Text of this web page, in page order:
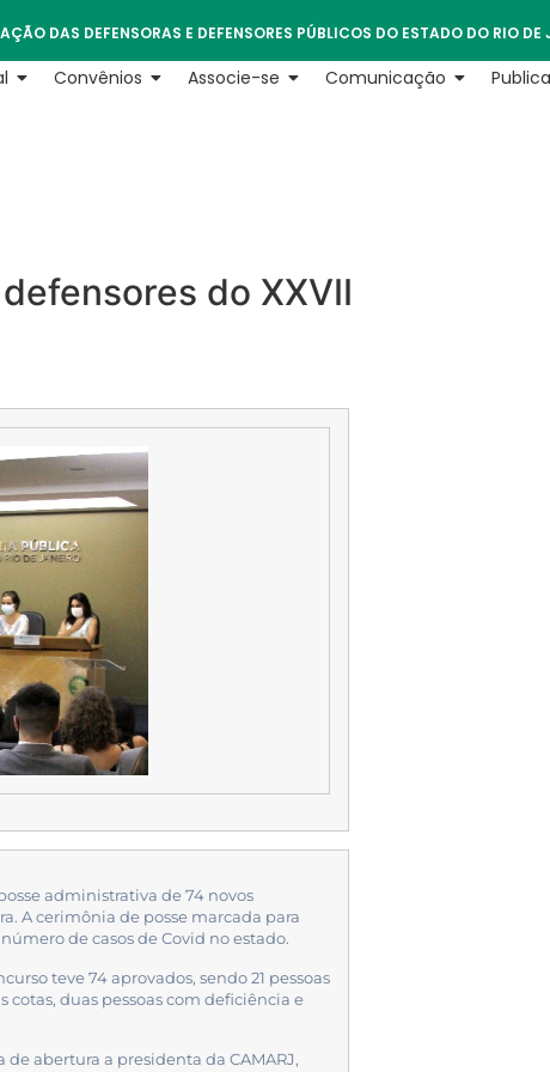
DAS DEFENSORAS E DEFENSORES PÚBLICOS DO ESTADO DO RIO DE
Convênios Associe-se Comunicação
do XXVII
administrativa de 74 novos
A cerimônia de posse marcada para
de casos de Covid no estado.
teve 74 aprovados, sendo 21 pessoas
cotas, duas pessoas com deficiência e
abertura a presidenta da CAMARJ,